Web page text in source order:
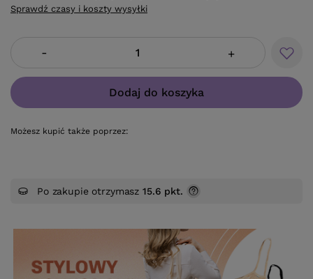
- +
Dodaj do koszyka
Możesz kupić także poprzez:
Sprawdź czasy i koszty wysyłki
Po zakupie otrzymasz15.6 pkt.